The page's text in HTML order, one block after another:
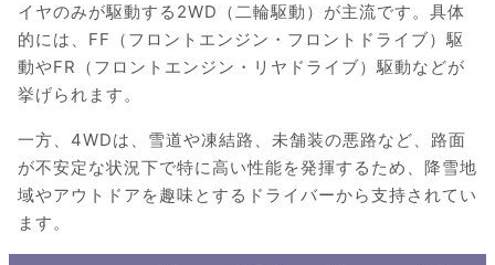
イヤのみが駆動する2WD（二輪駆動）が主流です。具体
的には、FF（フロントエンジン・フロントドライブ）駆
動やFR（フロントエンジン・リヤドライブ）駆動などが
挙げられます。
一方、4WDは、雪道や凍結路、未舗装の悪路など、路面
が不安定な状況下で特に高い性能を発揮するため、降雪地
域やアウトドアを趣味とするドライバーから支持されてい
ます。